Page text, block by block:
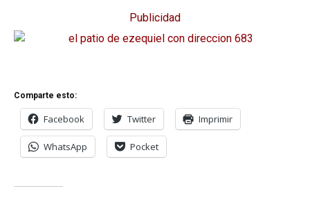
Publicidad
Comparte esto:
Facebook Twitter Imprimir
WhatsApp Pocket